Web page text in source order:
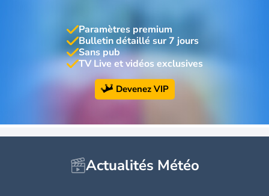
Paramètres premium
Bulletin détaillé sur 7 jours
Sans pub
TV Live et vidéos exclusives
Devenez VIP
Actualités Météo